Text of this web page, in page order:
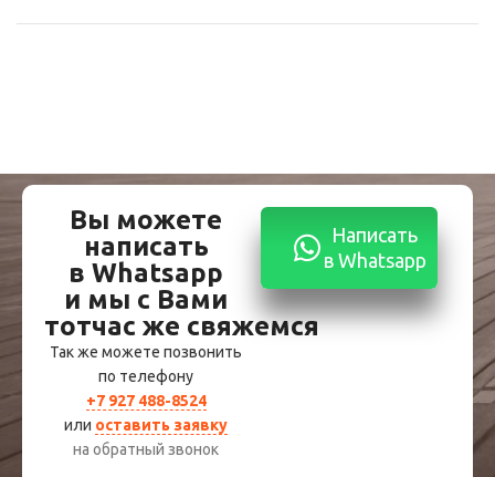
Вы можете
написать
в Whatsapp
и мы с Вами
тотчас же свяжемся
Так же можете позвонить
по телефону
+7 927 488-8524
или оставить заявку
на обратный звонок
Написать
в Whatsapp